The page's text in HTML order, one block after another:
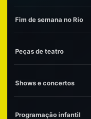
Fim de semana no Rio
Peças de teatro
Shows e concertos
Programação infantil